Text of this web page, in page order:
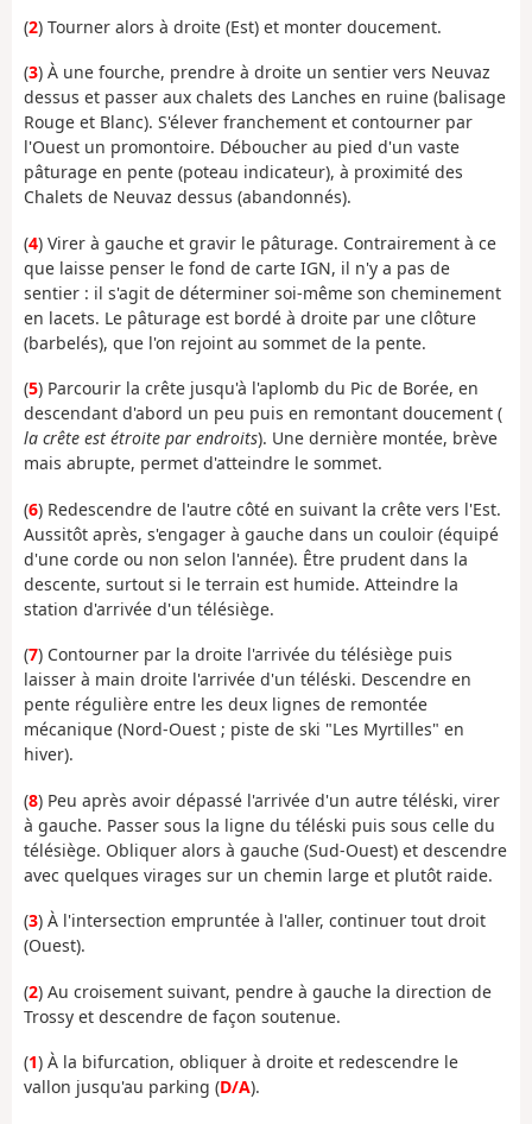
(2) Tourner alors à droite (Est) et monter doucement.
(3) À une fourche, prendre à droite un sentier vers Neuvaz
dessus et passer aux chalets des Lanches en ruine (balisage
Rouge et Blanc). S'élever franchement et contourner par
l'Ouest un promontoire. Déboucher au pied d'un vaste
pâturage en pente (poteau indicateur), à proximité des
Chalets de Neuvaz dessus (abandonnés).
(4) Virer à gauche et gravir le pâturage. Contrairement à ce
que laisse penser le fond de carte IGN, il n'y a pas de
sentier : il s'agit de déterminer soi-même son cheminement
en lacets. Le pâturage est bordé à droite par une clôture
(barbelés), que l'on rejoint au sommet de la pente.
(5) Parcourir la crête jusqu'à l'aplomb du Pic de Borée, en
descendant d'abord un peu puis en remontant doucement (
la crête est étroite par endroits). Une dernière montée, brève
mais abrupte, permet d'atteindre le sommet.
(6) Redescendre de l'autre côté en suivant la crête vers l'Est.
Aussitôt après, s'engager à gauche dans un couloir (équipé
d'une corde ou non selon l'année). Être prudent dans la
descente, surtout si le terrain est humide. Atteindre la
station d'arrivée d'un télésiège.
(7) Contourner par la droite l'arrivée du télésiège puis
laisser à main droite l'arrivée d'un téléski. Descendre en
pente régulière entre les deux lignes de remontée
mécanique (Nord-Ouest ; piste de ski "Les Myrtilles" en
hiver).
(8) Peu après avoir dépassé l'arrivée d'un autre téléski, virer
à gauche. Passer sous la ligne du téléski puis sous celle du
télésiège. Obliquer alors à gauche (Sud-Ouest) et descendre
avec quelques virages sur un chemin large et plutôt raide.
(3) À l'intersection empruntée à l'aller, continuer tout droit
(Ouest).
(2) Au croisement suivant, pendre à gauche la direction de
Trossy et descendre de façon soutenue.
(1) À la bifurcation, obliquer à droite et redescendre le
vallon jusqu'au parking (D/A).